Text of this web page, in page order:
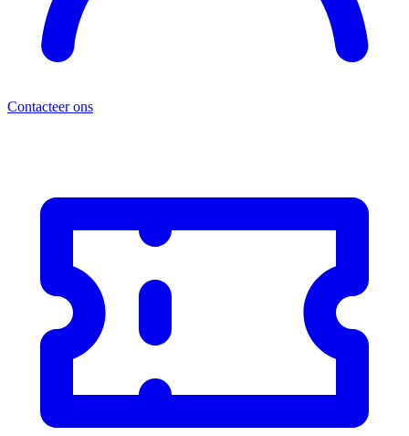
Contacteer ons